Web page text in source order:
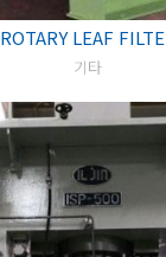
ROTARY LEAF
기타